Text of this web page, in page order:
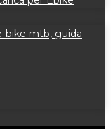
bike mtb, guida